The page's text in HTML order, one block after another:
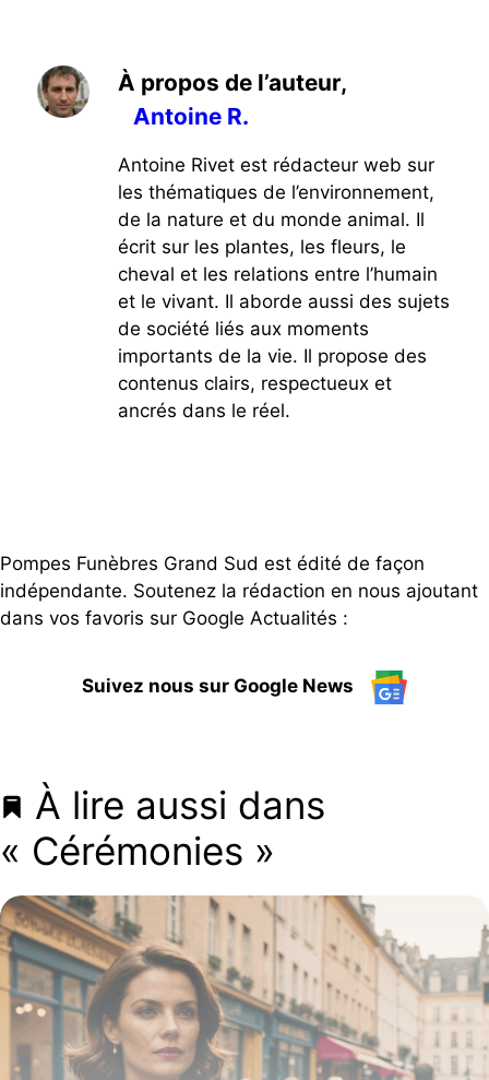
À propos de l’auteur,
Antoine R.
Antoine Rivet est rédacteur web sur
les thématiques de l’environnement,
de la nature et du monde animal. Il
écrit sur les plantes, les fleurs, le
cheval et les relations entre l’humain
et le vivant. Il aborde aussi des sujets
de société liés aux moments
importants de la vie. Il propose des
contenus clairs, respectueux et
ancrés dans le réel.
Pompes Funèbres Grand Sud est édité de façon
indépendante. Soutenez la rédaction en nous ajoutant
dans vos favoris sur Google Actualités :
Suivez nous sur Google News
À lire aussi dans
« Cérémonies »